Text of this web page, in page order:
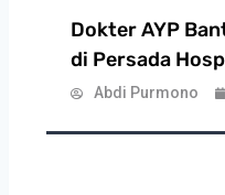
Dokter AYP
di Persada
Abdi Purmono